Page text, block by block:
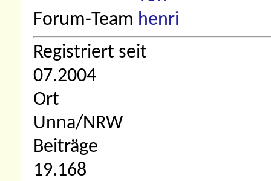
Forum-Team
Registriert seit
07.2004
Ort
Unna/NRW
Beiträge
19.168